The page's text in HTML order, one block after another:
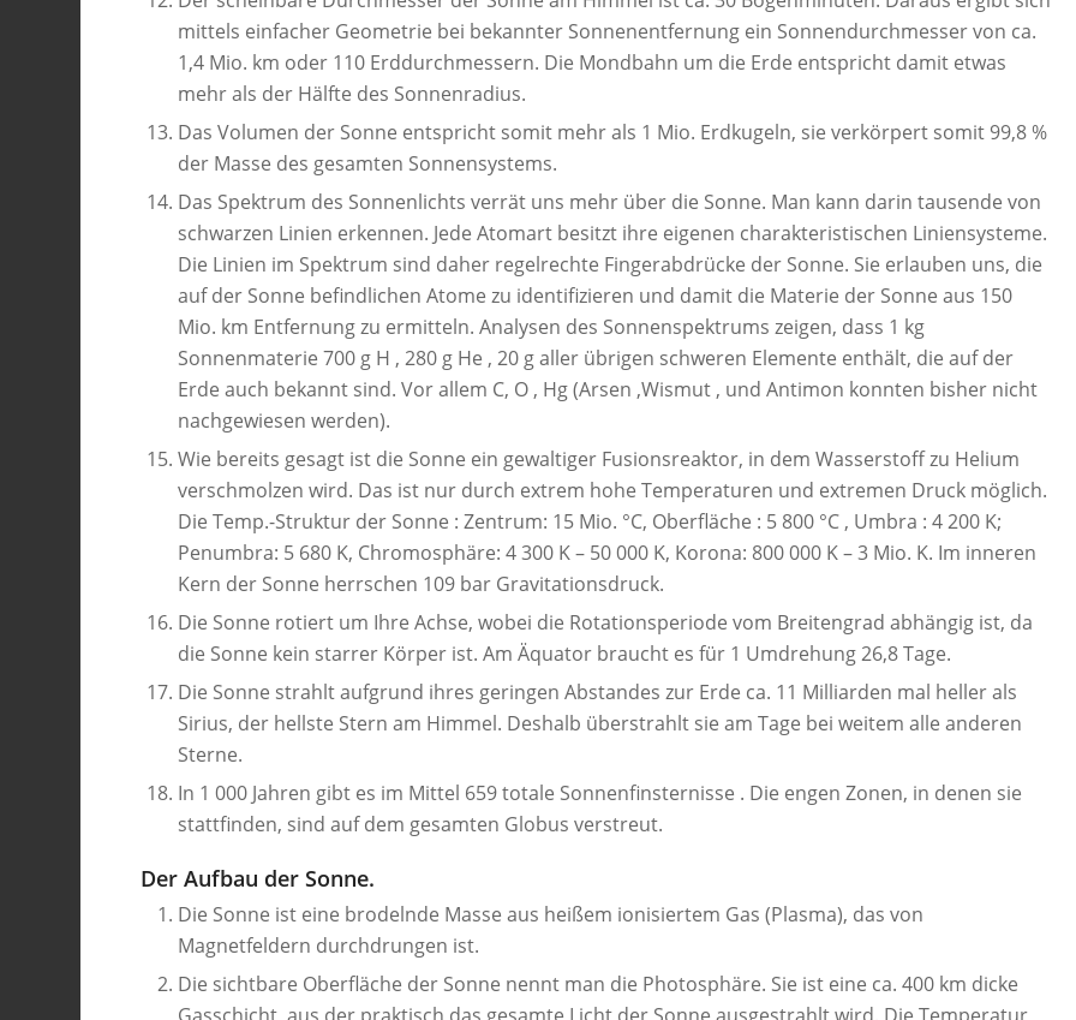
mittels einfacher Geometrie bei bekannter Sonnenentfernung ein Sonnendurchmesser von ca.
1,4 Mio. km oder 110 Erddurchmessern. Die Mondbahn um die Erde entspricht damit etwas
mehr als der Hälfte des Sonnenradius.
Das Volumen der Sonne entspricht somit mehr als 1 Mio. Erdkugeln, sie verkörpert somit 99,8 %
der Masse des gesamten Sonnensystems.
Das Spektrum des Sonnenlichts verrät uns mehr über die Sonne. Man kann darin tausende von
schwarzen Linien erkennen. Jede Atomart besitzt ihre eigenen charakteristischen Liniensysteme.
Die Linien im Spektrum sind daher regelrechte Fingerabdrücke der Sonne. Sie erlauben uns, die
auf der Sonne befindlichen Atome zu identifizieren und damit die Materie der Sonne aus 150
Mio. km Entfernung zu ermitteln. Analysen des Sonnenspektrums zeigen, dass 1 kg
Sonnenmaterie 700 g H , 280 g He , 20 g aller übrigen schweren Elemente enthält, die auf der
Erde auch bekannt sind. Vor allem C, O , Hg (Arsen ,Wismut , und Antimon konnten bisher nicht
nachgewiesen werden).
Wie bereits gesagt ist die Sonne ein gewaltiger Fusionsreaktor, in dem Wasserstoff zu Helium
verschmolzen wird. Das ist nur durch extrem hohe Temperaturen und extremen Druck möglich.
Die Temp.-Struktur der Sonne : Zentrum: 15 Mio. °C, Oberfläche : 5 800 °C , Umbra : 4 200 K;
Penumbra: 5 680 K, Chromosphäre: 4 300 K – 50 000 K, Korona: 800 000 K – 3 Mio. K. Im inneren
Kern der Sonne herrschen 109 bar Gravitationsdruck.
Die Sonne rotiert um Ihre Achse, wobei die Rotationsperiode vom Breitengrad abhängig ist, da
die Sonne kein starrer Körper ist. Am Äquator braucht es für 1 Umdrehung 26,8 Tage.
Die Sonne strahlt aufgrund ihres geringen Abstandes zur Erde ca. 11 Milliarden mal heller als
Sirius, der hellste Stern am Himmel. Deshalb überstrahlt sie am Tage bei weitem alle anderen
Sterne.
In 1 000 Jahren gibt es im Mittel 659 totale Sonnenfinsternisse . Die engen Zonen, in denen sie
stattfinden, sind auf dem gesamten Globus verstreut.
Der Aufbau der Sonne.
Die Sonne ist eine brodelnde Masse aus heißem ionisiertem Gas (Plasma), das von
Magnetfeldern durchdrungen ist.
Die sichtbare Oberfläche der Sonne nennt man die Photosphäre. Sie ist eine ca. 400 km dicke